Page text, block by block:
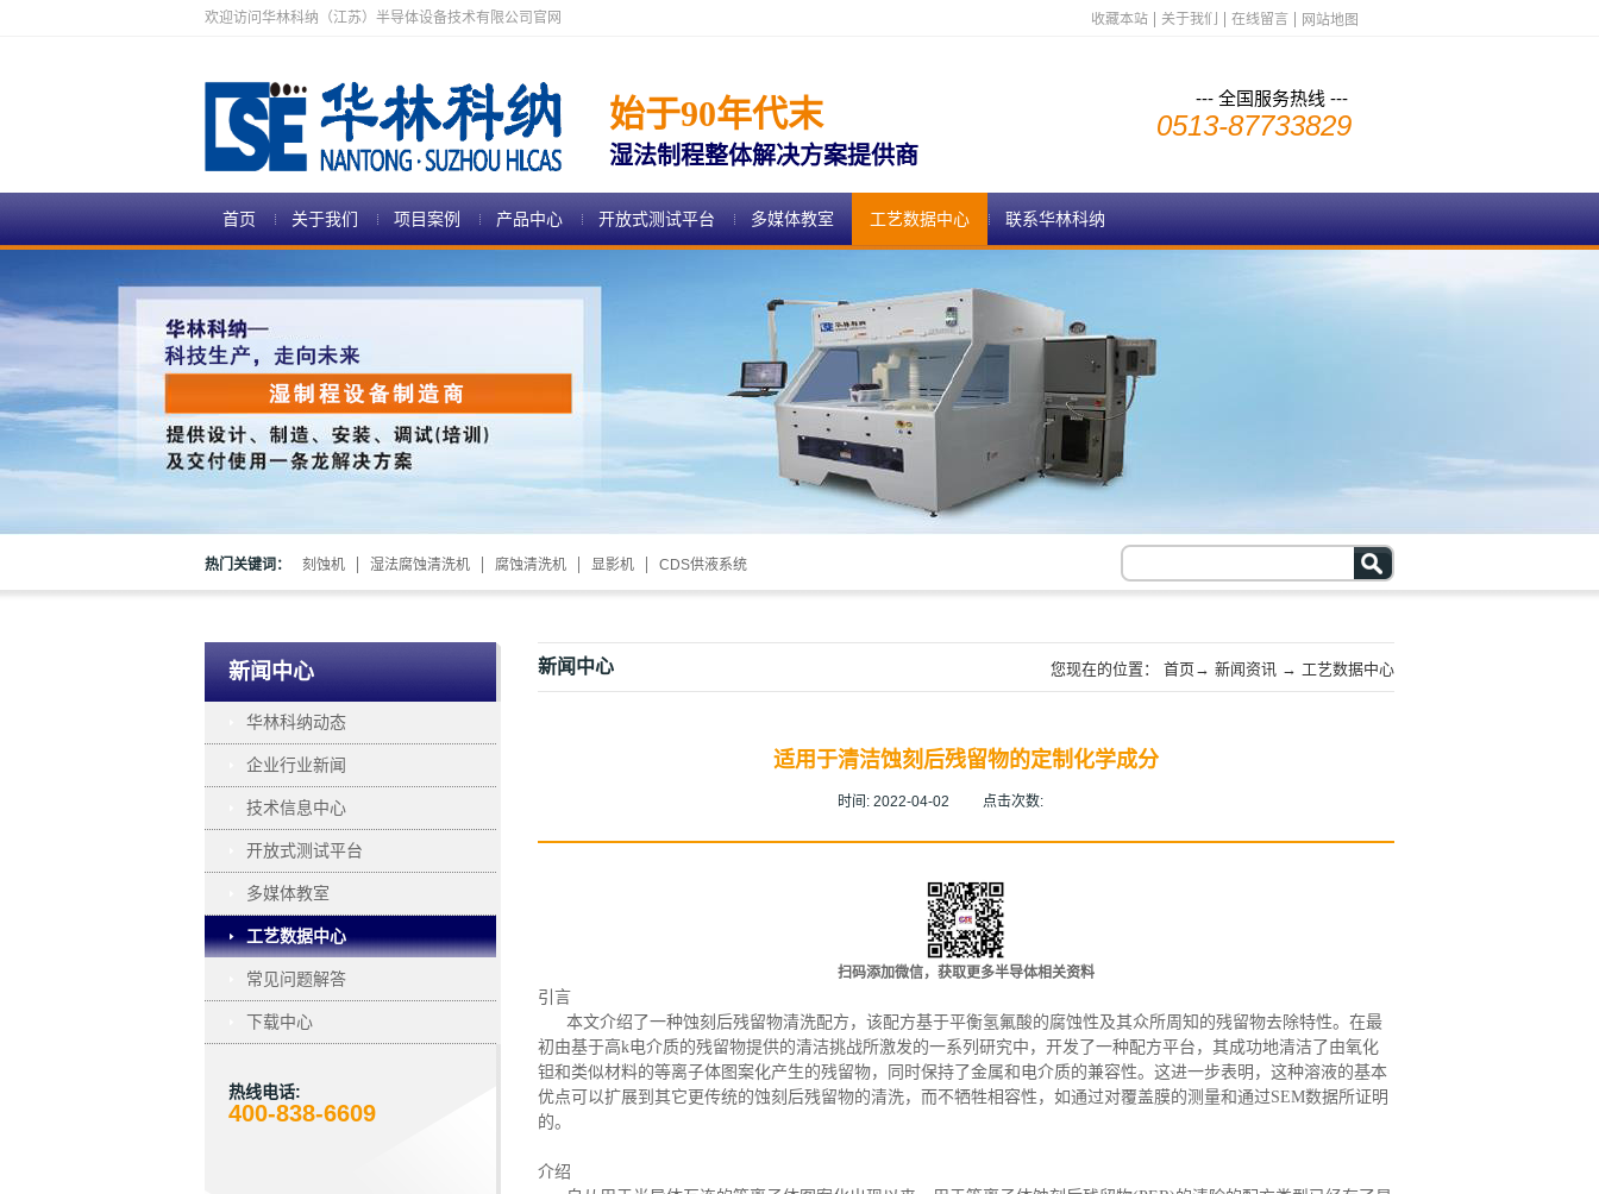
欢迎访问华林科纳（江苏）半导体设备技术有限公司官网 收藏本站 关于我们 在线留言 网站地图
始于90年代末
湿法制程整体解决方案提供商
--- 全国服务热线 ---
0513-87733829
首页 关于我们 项目案例 产品中心 开放式测试平台 多媒体教室 工艺数据中心 联系华林科纳
热门关键词： 刻蚀机 湿法腐蚀清洗机 腐蚀清洗机 显影机 CDS供液系统
新闻中心
华林科纳动态
企业行业新闻
技术信息中心
开放式测试平台
多媒体教室
工艺数据中心
常见问题解答
下载中心
热线电话:
400-838-6609
新闻中心 您现在的位置： 首页→ 新闻资讯 → 工艺数据中心
适用于清洁蚀刻后残留物的定制化学成分
时间: 2022-04-02 点击次数:
扫码添加微信，获取更多半导体相关资料
引言
本文介绍了一种蚀刻后残留物清洗配方，该配方基于平衡氢氟酸的腐蚀性及其众所周知的残留物去除特性。在最
初由基于高k电介质的残留物提供的清洁挑战所激发的一系列研究中，开发了一种配方平台，其成功地清洁了由氧化
钽和类似材料的等离子体图案化产生的残留物，同时保持了金属和电介质的兼容性。这进一步表明，这种溶液的基本
优点可以扩展到其它更传统的蚀刻后残留物的清洗，而不牺牲相容性，如通过对覆盖膜的测量和通过SEM数据所证明
的。
介绍